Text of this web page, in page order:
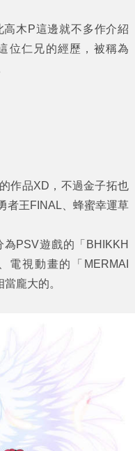
木P這邊就不多作介紹
位仁兄的經歷，被稱為
作品XD，不過金子拓也
者王FINAL、蜂蜜幸運草
PSV遊戲的「BHIKKH
電視動畫的「MERMAI
龐大的。